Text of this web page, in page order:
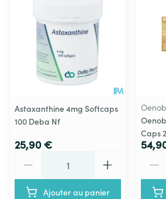
Astaxanthine 4mg Softcaps
100 Deba Nf
25,90 €
Ajouter au panier
Caps